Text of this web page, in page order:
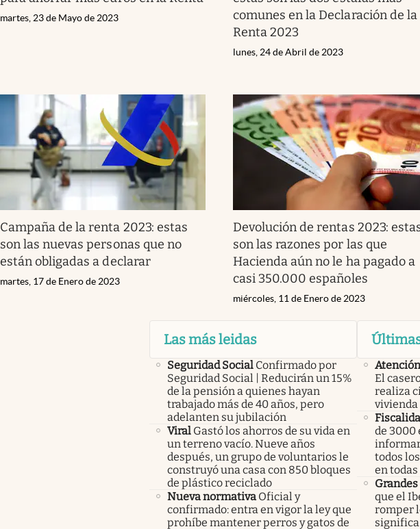
martes, 23 de Mayo de 2023
comunes en la Declaración de la
Renta 2023
lunes, 24 de Abril de 2023
Campaña de la renta 2023: estas
son las nuevas personas que no
están obligadas a declarar
martes, 17 de Enero de 2023
Devolución de rentas 2023:
son las razones por las que
Hacienda aún no le ha pagado a
casi 350.000 españoles
miércoles, 11 de Enero de 2023
Las más leidas
Seguridad Social Confirmado por
Seguridad Social | Reducirán un 15%
de la pensión a quienes hayan
trabajado más de 40 años, pero
adelanten su jubilación
Viral Gastó los ahorros de su vida en
un terreno vacío. Nueve años
después, un grupo de voluntarios le
construyó una casa con 850 bloques
de plástico reciclado
Nueva normativa Oficial y
confirmado: entra en vigor la ley que
prohíbe mantener perros y gatos de
Atención
El
realiza
vivienda
de 3000
todos
en
que el
romper